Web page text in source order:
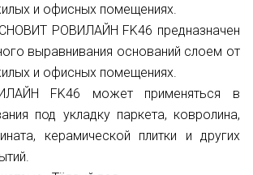
и офисных помещениях.
РОВИЛАЙН FK46 предназначен
выравнивания оснований слоем от
и офисных помещениях.
FK46 может применяться в
под укладку паркета, ковролина,
керамической плитки и других